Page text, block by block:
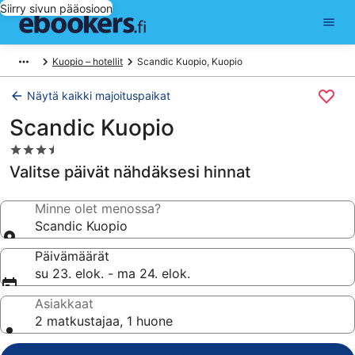
Siirry sivun pääosioon
Kuopio – hotellit Scandic Kuopio, Kuopio
Näytä kaikki majoituspaikat
Scandic Kuopio
3.5
tähden
majoituspaikka
Valitse päivät nähdäksesi hinnat
Minne olet menossa?
Scandic Kuopio
Päivämäärät
su 23. elok. - ma 24. elok.
Asiakkaat
2 matkustajaa, 1 huone